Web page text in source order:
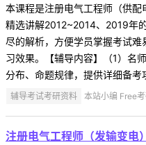
本课程是注册电气工程师（供配
精选讲解2012~2014、2019年
尽的解析，方便学员掌握考试
习效果。【辅导内容】（1）名
分布、命题规律，提供详细备考
辅导考试考研资料 本站小编 Free
注册电气工程师（发输变电